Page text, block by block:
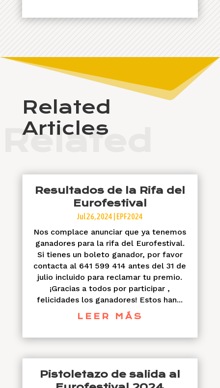
Related
Articles
Related
Resultados de la Rifa del
Eurofestival
Jul 26, 2024 EPF2024
Nos complace anunciar que ya tenemos
ganadores para la rifa del Eurofestival.
Si tienes un boleto ganador, por favor
contacta al 641 599 414 antes del 31 de
julio incluido para reclamar tu premio.
¡Gracias a todos por participar ,
felicidades los ganadores! Estos han...
LEER MÁS
Pistoletazo de salida al